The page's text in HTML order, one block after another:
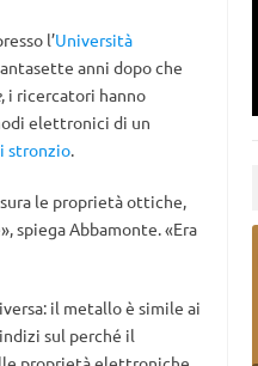
l’Università
anni dopo che
, i ricercatori hanno
elettronici di un
stronzio.
le proprietà ottiche,
spiega Abbamonte. «Era
il metallo è simile ai
sul perché il